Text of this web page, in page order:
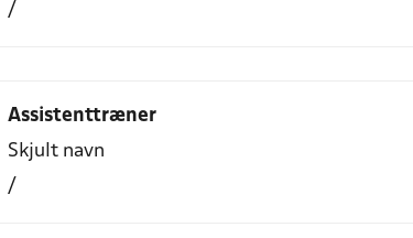
/
Assistenttræner
Skjult navn
/